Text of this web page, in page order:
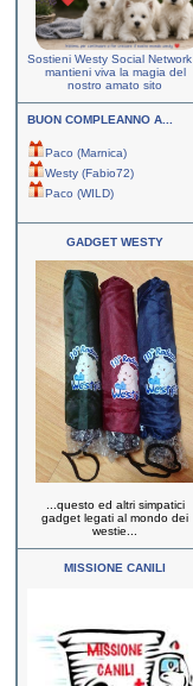
Sostieni Westy Social Network
mantieni viva la magia del
nostro amato sito
BUON COMPLEANNO A...
Paco (Marnica)
Westy (Fabio72)
Paco (WILD)
GADGET WESTY
...questo ed altri simpatici
gadget legati al mondo dei
westie...
MISSIONE CANILI